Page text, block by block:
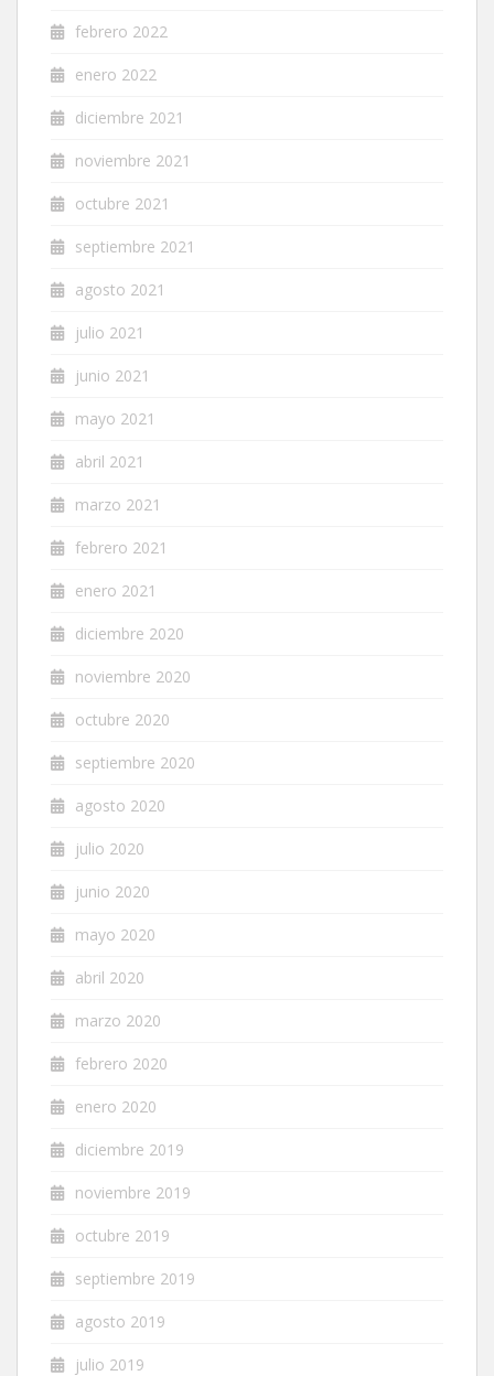
febrero 2022
enero 2022
diciembre 2021
noviembre 2021
octubre 2021
septiembre 2021
agosto 2021
julio 2021
junio 2021
mayo 2021
abril 2021
marzo 2021
febrero 2021
enero 2021
diciembre 2020
noviembre 2020
octubre 2020
septiembre 2020
agosto 2020
julio 2020
junio 2020
mayo 2020
abril 2020
marzo 2020
febrero 2020
enero 2020
diciembre 2019
noviembre 2019
octubre 2019
septiembre 2019
agosto 2019
julio 2019